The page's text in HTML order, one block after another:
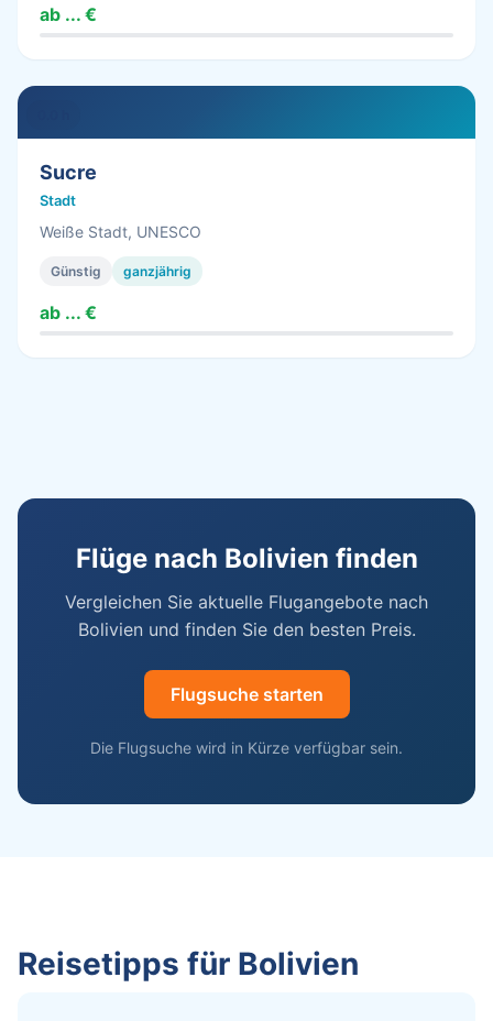
ab ... €
Sucre
Stadt
Weiße Stadt, UNESCO
Günstig ganzjährig
ab ... €
Flüge nach Bolivien finden
Vergleichen Sie aktuelle Flugangebote nach
Bolivien und finden Sie den besten Preis.
Flugsuche starten
Die Flugsuche wird in Kürze verfügbar sein.
Reisetipps für Bolivien